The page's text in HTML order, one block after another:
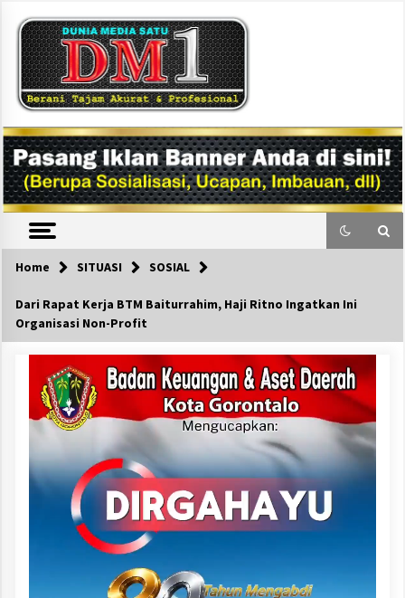
content
DM1
Home SITUASI SOSIAL
Dari Rapat Kerja BTM Baiturrahim, Haji Ritno Ingatkan Ini
Organisasi Non-Profit